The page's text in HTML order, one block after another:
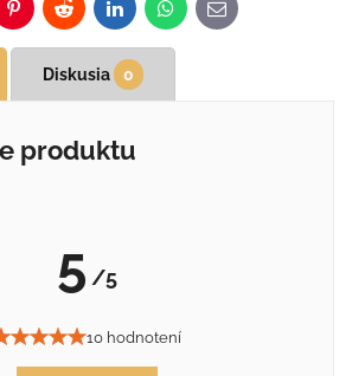
PinterestReddit LinkedInWhatsApp
E-
mail
Diskusia 0
produktu
5 /5
10 hodnotení